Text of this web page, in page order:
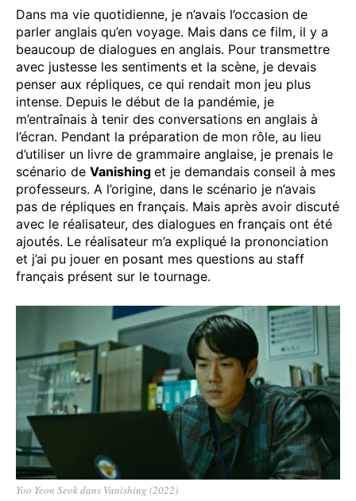
Dans ma vie quotidienne, je n’avais l’occasion de
parler anglais qu’en voyage. Mais dans ce film, il y a
beaucoup de dialogues en anglais. Pour transmettre
avec justesse les sentiments et la scène, je devais
penser aux répliques, ce qui rendait mon jeu plus
intense. Depuis le début de la pandémie, je
m’entraînais à tenir des conversations en anglais à
l’écran. Pendant la préparation de mon rôle, au lieu
d’utiliser un livre de grammaire anglaise, je prenais le
scénario de Vanishing et je demandais conseil à mes
professeurs. A l’origine, dans le scénario je n’avais
pas de répliques en français. Mais après avoir discuté
avec le réalisateur, des dialogues en français ont été
ajoutés. Le réalisateur m’a expliqué la prononciation
et j’ai pu jouer en posant mes questions au staff
français présent sur le tournage.
Yoo Yeon Seok dans Vanishing (2022)